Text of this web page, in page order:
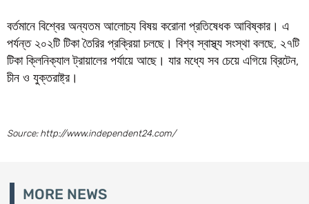
বর্তমানে বিশ্বের অন্যতম আলোচ্য বিষয় করোনা প্রতিষেধক আবিষ্কার। এ
পর্যন্ত ২০২টি টিকা তৈরির প্রক্রিয়া চলছে। বিশ্ব স্বাস্থ্য সংস্থা বলছে, ২৭টি
টিকা ক্লিনিক্যাল ট্রায়ালের পর্যায়ে আছে। যার মধ্যে সব চেয়ে এগিয়ে ব্রিটেন,
চীন ও যুক্তরাষ্ট্র।
Source: http://www.independent24.com/
MORE NEWS